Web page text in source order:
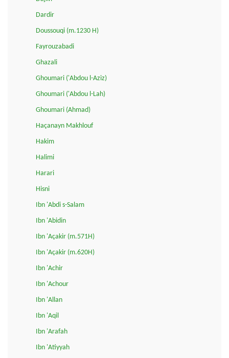
Dardir
Doussouqi (m.1230 H)
Fayrouzabadi
Ghazali
Ghoumari ('Abdou l-Aziz)
Ghoumari ('Abdou l-Lah)
Ghoumari (Ahmad)
Haçanayn Makhlouf
Hakim
Halimi
Harari
Hisni
Ibn 'Abdi s-Salam
Ibn 'Abidin
Ibn 'Açakir (m.571H)
Ibn 'Açakir (m.620H)
Ibn 'Achir
Ibn 'Achour
Ibn 'Allan
Ibn 'Aqil
Ibn 'Arafah
Ibn 'Atiyyah